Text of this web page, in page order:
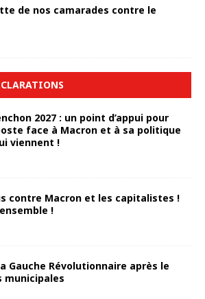
de nos camarades contre le
2027 : un point d’appui pour
face à Macron et à sa politique
viennent !
contre Macron et les capitalistes !
!
Gauche Révolutionnaire après le
municipales